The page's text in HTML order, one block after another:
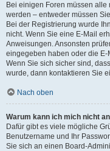
Bei einigen Foren müssen
werden – entweder müssen
Bei der Registrierung wurde
nicht. Wenn Sie eine E-Mail
Anweisungen. Ansonsten
eingegeben haben oder die
Wenn Sie sich sicher sind,
wurde, dann kontaktieren Sie
Nach oben
Warum kann ich mich nicht
Dafür gibt es viele mögliche
Benutzername und Ihr
Sie sich an einen Board-